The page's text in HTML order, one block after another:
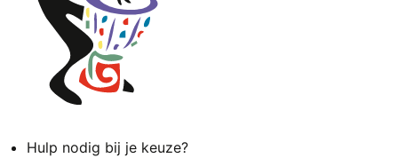
Hulp nodig bij je keuze?